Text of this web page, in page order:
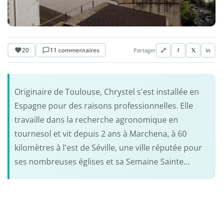
20 11 commentaires Partager 🔗 f 𝕏 in
Originaire de Toulouse, Chrystel s'est installée en
Espagne pour des raisons professionnelles. Elle
travaille dans la recherche agronomique en
tournesol et vit depuis 2 ans à Marchena, à 60
kilomètres à l'est de Séville, une ville réputée pour
ses nombreuses églises et sa Semaine Sainte...